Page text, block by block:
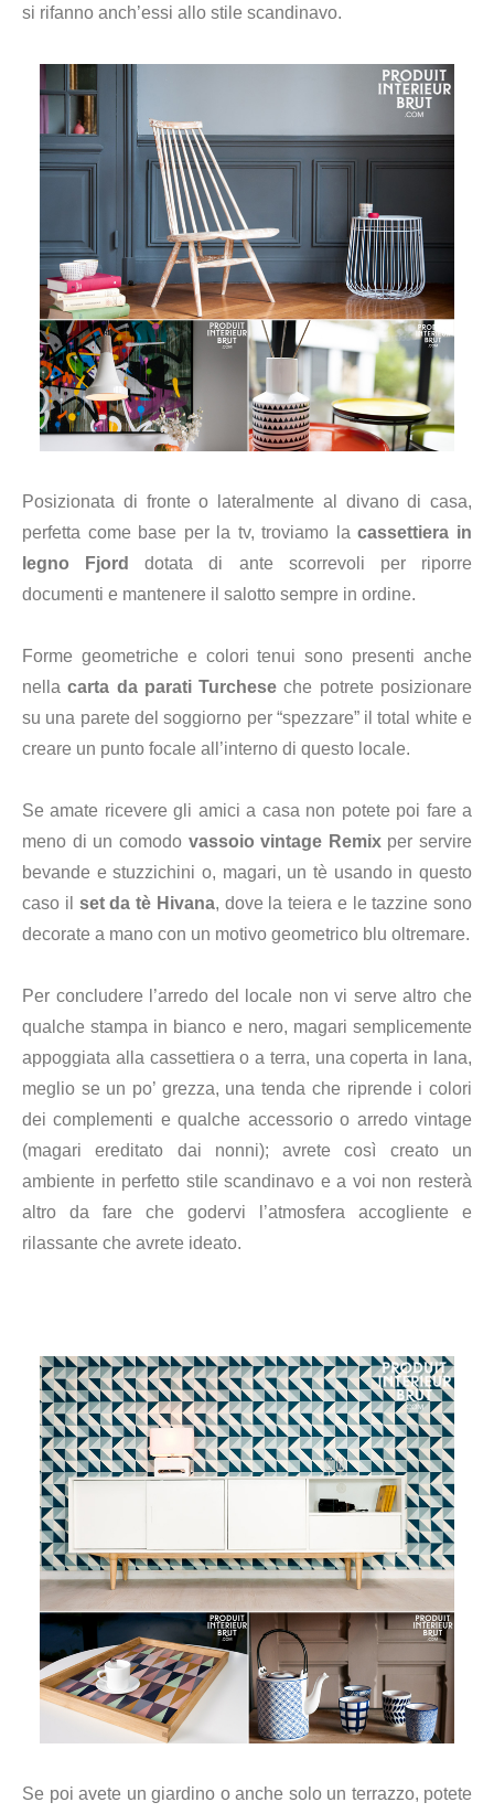
si rifanno anch’essi allo stile scandinavo.
Posizionata di fronte o lateralmente al divano di casa,
perfetta come base per la tv, troviamo lacassettiera in
legno Fjord
dotata di ante scorrevoli per riporre
documenti e mantenere il salotto sempre in ordine.
Forme geometriche e colori tenui sono presenti anche
nellacarta da parati Turchese che potrete posizionare
su una parete del soggiorno per “spezzare” il total white e
creare un punto focale all’interno di questo locale.
Se amate ricevere gli amici a casa non potete poi fare a
meno di un comodo vassoio vintage Remix per servire
bevande e stuzzichini o, magari, un tè usando in questo
caso il set da tè Hivana, dove la teiera e le tazzine sono
decorate a mano con un motivo geometrico blu oltremare.
Per concludere l’arredo del locale non vi serve altro che
qualche stampa in bianco e nero, magari semplicemente
appoggiata alla cassettiera o a terra, una coperta in lana,
meglio se un po’ grezza, una tenda che riprende i colori
dei complementi e qualche accessorio o arredo vintage
(magari ereditato dai nonni); avrete così creato un
ambiente in perfetto stile scandinavo e a voi non resterà
altro da fare che godervi l’atmosfera accogliente e
rilassante che avrete ideato.
Se poi avete un giardino o anche solo un terrazzo, potete